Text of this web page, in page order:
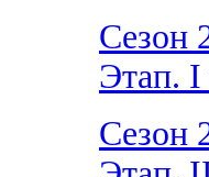
Сезон
Этап. I
Сезон